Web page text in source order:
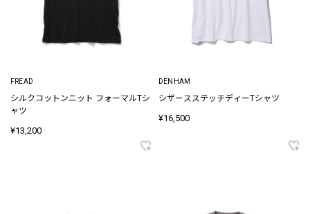
FREAD
シルクコットンニット フォーマルTシ
ャツ
¥13,200
DENHAM
シザースステッチディーTシャツ
¥16,500